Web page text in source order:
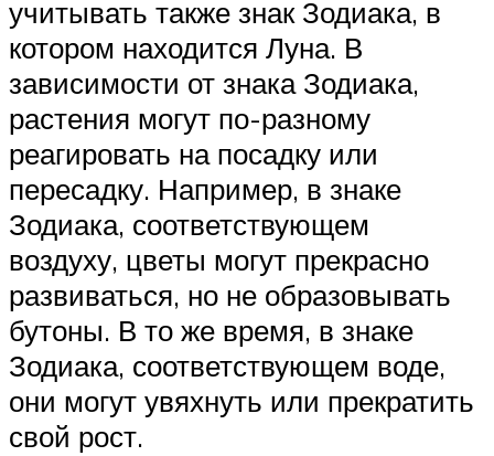
учитывать также знак Зодиака, в
котором находится Луна. В
зависимости от знака Зодиака,
растения могут по-разному
реагировать на посадку или
пересадку. Например, в знаке
Зодиака, соответствующем
воздуху, цветы могут прекрасно
развиваться, но не образовывать
бутоны. В то же время, в знаке
Зодиака, соответствующем воде,
они могут увяхнуть или прекратить
свой рост.